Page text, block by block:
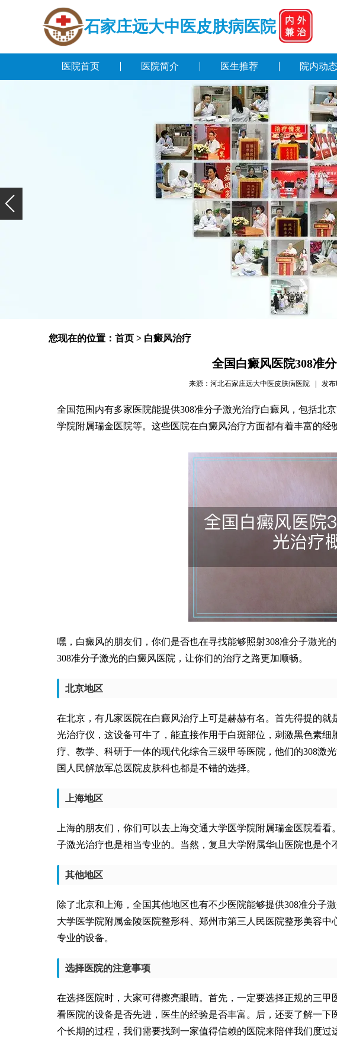
石家庄远大中医皮肤病医院
医院首页 医院简介 医生推荐 院内动态
您现在的位置： 首页 > 白癜风治疗
全国白癜风医院308准
来源：河北石家庄远大中医皮肤病医院 | 发
全国范围内有多家医院能提供308准分子激光治疗白癜风，包括北
学院附属瑞金医院等。这些医院在白癜风治疗方面都有着丰富的经
嘿，白癜风的朋友们，你们是否也在寻找能够照射308准分子激光
308准分子激光的白癜风医院，让你们的治疗之路更加顺畅。
北京地区
在北京，有几家医院在白癜风治疗上可是赫赫有名。首先得提的
光治疗仪，这设备可牛了，能直接作用于白斑部位，刺激黑色素
疗、教学、科研于一体的现代化综合三级甲等医院，他们的308激
国人民解放军总医院皮肤科也都是不错的选择。
上海地区
上海的朋友们，你们可以去上海交通大学医学院附属瑞金医院看
子激光治疗也是相当专业的。当然，复旦大学附属华山医院也是个
其他地区
除了北京和上海，全国其他地区也有不少医院能够提供308准分子
大学医学院附属金陵医院整形科、郑州市第三人民医院整形美容
专业的设备。
选择医院的注意事项
在选择医院时，大家可得擦亮眼睛。首先，一定要选择正规的三
看医院的设备是否先进，医生的经验是否丰富。后，还要了解一
个长期的过程，我们需要找到一家值得信赖的医院来陪伴我们度过